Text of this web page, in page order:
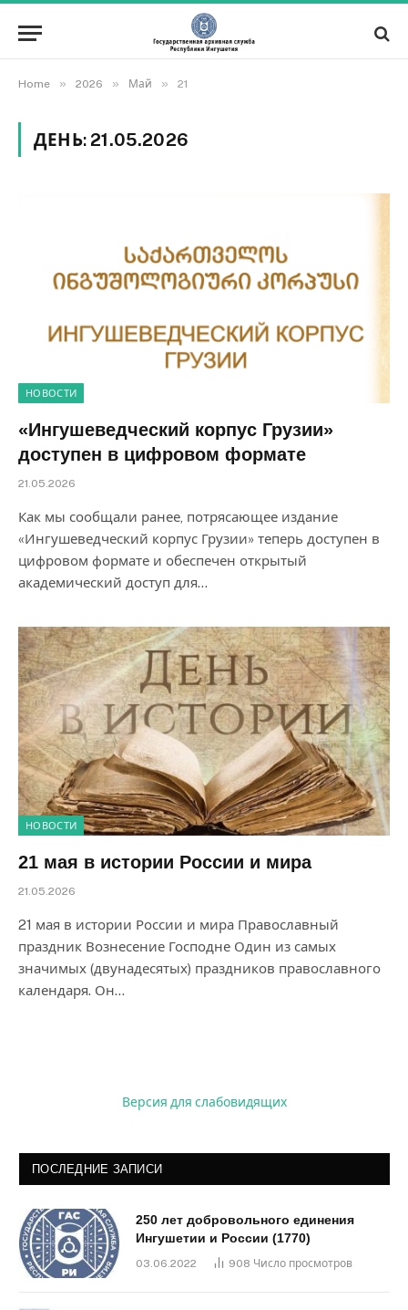
Home » 2026 » Май » 21
ДЕНЬ: 21.05.2026
НОВОСТИ
«Ингушеведческий корпус Грузии»
доступен в цифровом формате
21.05.2026
Как мы сообщали ранее, потрясающее издание
«Ингушеведческий корпус Грузии» теперь доступен в
цифровом формате и обеспечен открытый
академический доступ для…
НОВОСТИ
21 мая в истории России и мира
21.05.2026
21 мая в истории России и мира Православный
праздник Вознесение Господне Один из самых
значимых (двунадесятых) праздников православного
календаря. Он…
Версия для слабовидящих
ПОСЛЕДНИЕ ЗАПИСИ
250 лет добровольного единения
Ингушетии и России (1770)
03.06.2022 908 Число просмотров